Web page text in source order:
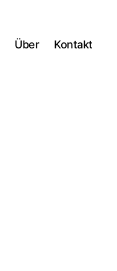
Über Kontakt